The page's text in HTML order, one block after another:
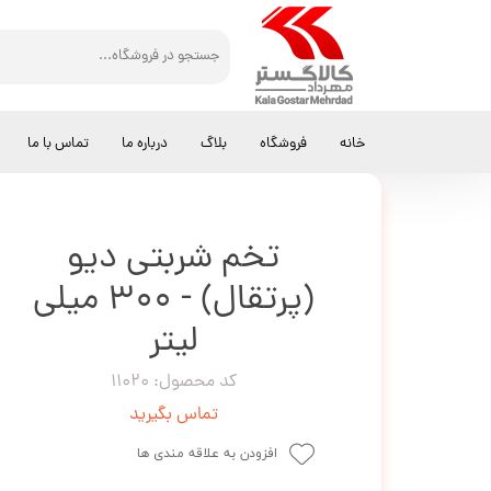
خانه فروشگاه بلاگ درباره ما تماس با ما کالاگستر مهرداد نوشیدنی تخم شربتی دیو (پرتقال) - 300 میلی لیتر
تخم شربتی دیو
(پرتقال) - 300 میلی
لیتر
کد محصول: 11020
تماس بگیرید
افزودن به علاقه مندی ها